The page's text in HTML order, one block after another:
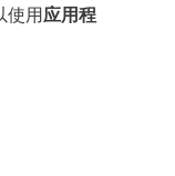
使用应用程